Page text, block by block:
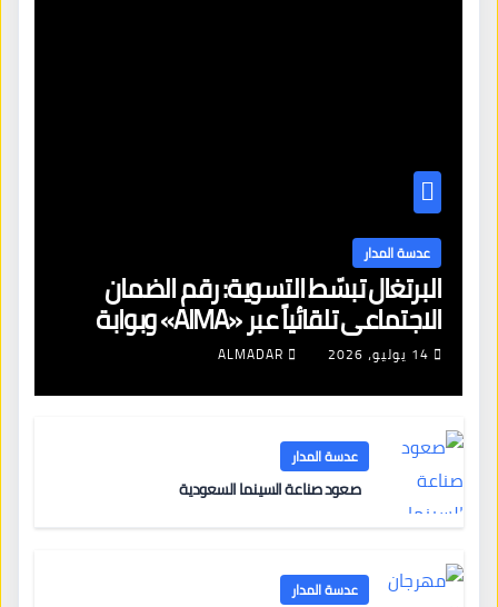
عدسة المدار
البرتغال تبسّط التسوية: رقم الضمان
الاجتماعي تلقائياً عبر «AIMA» وبوابة
جديدة لتجديد الإقامات
14 يوليو، 2026 ALMADAR
عدسة المدار
صعود صناعة السينما السعودية
عدسة المدار